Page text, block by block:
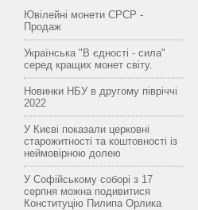
Ювілейні монети СРСР -
Продаж
Українська "В єдності - сила"
серед кращих монет світу.
Новинки НБУ в другому півріччі
2022
У Києві показали церковні
старожитності та коштовності із
неймовірною долею
У Софійському соборі з 17
серпня можна подивитися
Конституцію Пилипа Орлика